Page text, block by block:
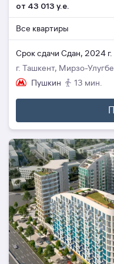
от 43 013 y.e.
Все квартиры
Cрок сдачи Сдан, 2024 г.
г. Ташкент, Мирзо-
Пушкин
13 мин.